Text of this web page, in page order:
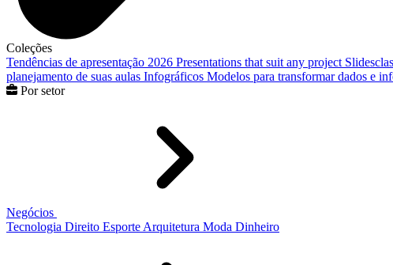
Coleções
Tendências de apresentação 2026 Presentations that suit any project
planejamento de suas aulas Infográficos Modelos para transformar dados e
Por setor
Negócios
Tecnologia Direito Esporte Arquitetura Moda Dinheiro